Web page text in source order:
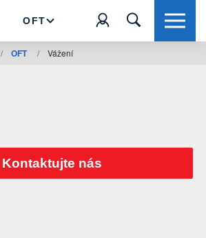
OFT
/ OFT / Vážení
Kontaktujte nás